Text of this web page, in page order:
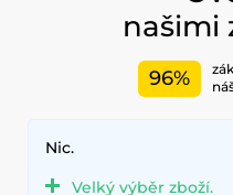
našimi
96%
Nic.
Velký výběr zboží.